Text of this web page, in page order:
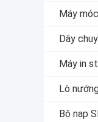
Máy
Dây
Máy in
Lò
Bộ nạp